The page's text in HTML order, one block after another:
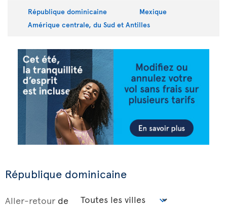
République dominicaine
Mexique
Amérique centrale, du Sud et Antilles
République dominicaine
Aller-retour de